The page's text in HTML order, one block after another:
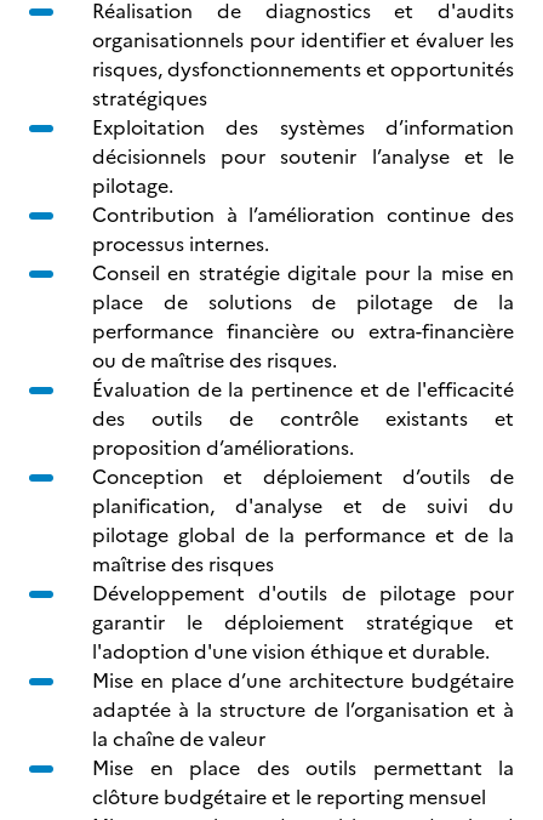
Réalisation de diagnostics et d'audits
organisationnels pour identifier et évaluer les
risques, dysfonctionnements et opportunités
stratégiques
Exploitation des systèmes d’information
décisionnels pour soutenir l’analyse et le
pilotage.
Contribution à l’amélioration continue des
processus internes.
Conseil en stratégie digitale pour la mise en
place de solutions de pilotage de la
performance financière ou extra-financière
ou de maîtrise des risques.
Évaluation de la pertinence et de l'efficacité
des outils de contrôle existants et
proposition d’améliorations.
Conception et déploiement d’outils de
planification, d'analyse et de suivi du
pilotage global de la performance et de la
maîtrise des risques
Développement d'outils de pilotage pour
garantir le déploiement stratégique et
l'adoption d'une vision éthique et durable.
Mise en place d’une architecture budgétaire
adaptée à la structure de l’organisation et à
la chaîne de valeur
Mise en place des outils permettant la
clôture budgétaire et le reporting mensuel